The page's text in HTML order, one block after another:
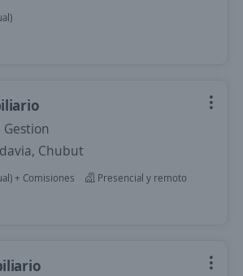
Chubut
+ Comisiones
Presencial y remoto